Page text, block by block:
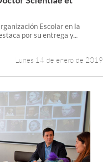
Leer más +
Escolar en la
por su entrega y...
Lunes 14 de enero de 2019